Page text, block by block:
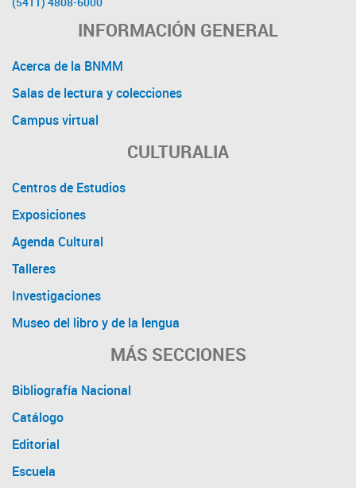
INFORMACIÓN GENERAL
Acerca de la BNMM
Salas de lectura y colecciones
Campus virtual
CULTURALIA
Centros de Estudios
Exposiciones
Agenda Cultural
Talleres
Investigaciones
Museo del libro y de la lengua
MÁS SECCIONES
Bibliografía Nacional
Catálogo
Editorial
Escuela